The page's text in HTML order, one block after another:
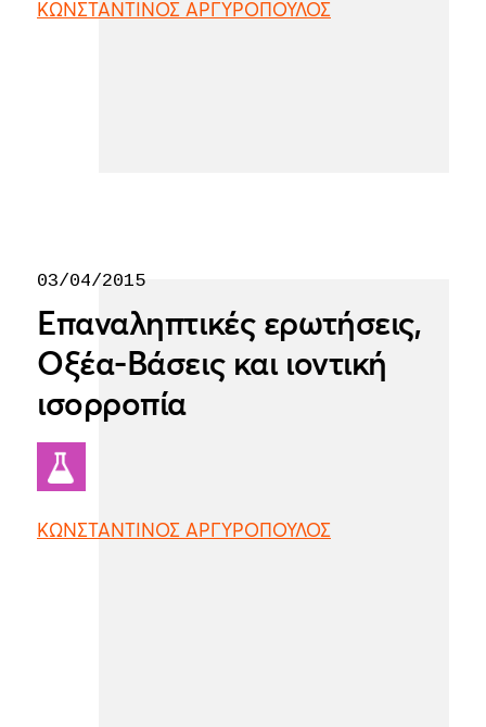
ΚΩΝΣΤΑΝΤΙΝΟΣ ΑΡΓΥΡΟΠΟΥΛΟΣ
03/04/2015
Επαναληπτικές ερωτήσεις,
Οξέα-Βάσεις και ιοντική
ισορροπία
ΚΩΝΣΤΑΝΤΙΝΟΣ ΑΡΓΥΡΟΠΟΥΛΟΣ